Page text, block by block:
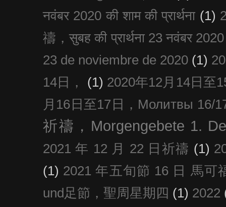
नवंबर 2020 की शाम की प्रार्थना (1)
禱，सुबह की प्रार्थना 23 नवंबर 2020
23 de noviembre de 2020 (1)
14日，
(1) 2020年12月14日至
月16日至17日，Молитвы 16/
祈禱，Morgengebete 1.
2021 年 12 月 22 日祈禱 (1)
(1) 2021 年五旬節 16 日 馬可
und足節，聖周星期四 (1) 2022